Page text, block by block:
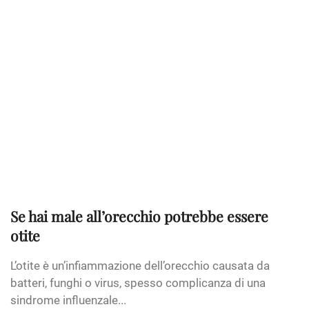
Se hai male all’orecchio potrebbe essere
otite
L’otite è un’infiammazione dell’orecchio causata da
batteri, funghi o virus, spesso complicanza di una
sindrome influenzale...